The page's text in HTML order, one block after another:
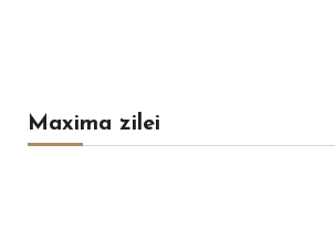
Maxima zilei